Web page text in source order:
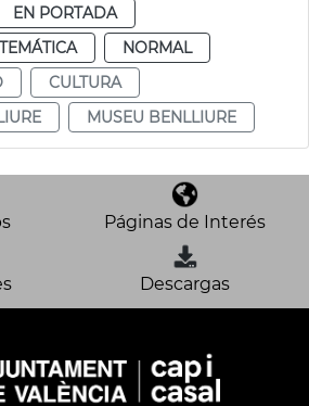
EN PORTADA
NORMAL
CULTURA
MUSEU BENLLIURE
Páginas de Interés
Descargas